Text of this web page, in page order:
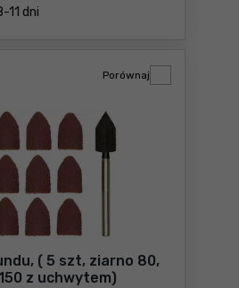
11 dni
z uchwytem)
Porównaj